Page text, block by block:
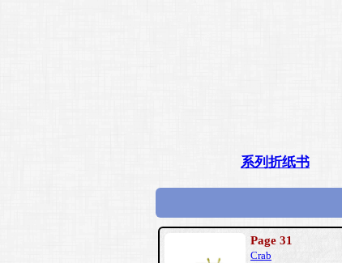
系列折纸书
Page 31
Crab